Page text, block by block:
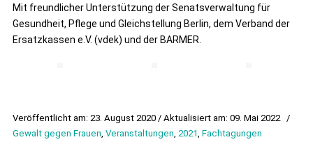
Mit freundlicher Unterstützung der Senatsverwaltung für
Gesundheit, Pflege und Gleichstellung Berlin, dem Verband der
Ersatzkassen e.V. (vdek) und der BARMER.
Veröffentlicht am: 23. August 2020 / Aktualisiert am: 09. Mai 2022 /
Gewalt gegen Frauen, Veranstaltungen, 2021, Fachtagungen